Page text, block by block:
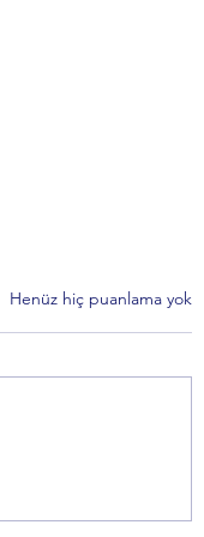
Süreci
Henüz hiç puanlama yok